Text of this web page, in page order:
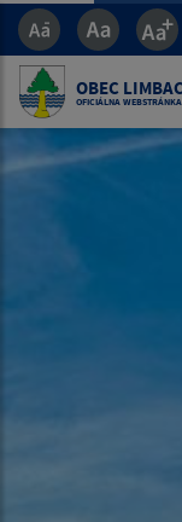
OBEC
OFICIÁLNA